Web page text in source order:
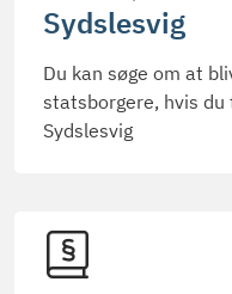
Sydslesvig
Du kan søge om at
statsborgere, hvis
Sydslesvig